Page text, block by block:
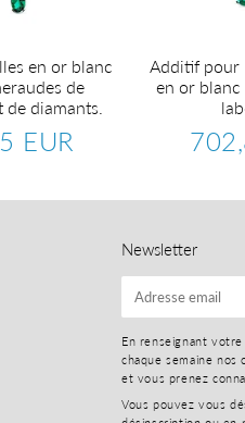
en or blanc
de
diamants.
EUR
Additif pour
en or blanc
Prix
Newsletter
E-
mail
En renseignant
chaque semaine
et vous prenez
Vous pouvez vous